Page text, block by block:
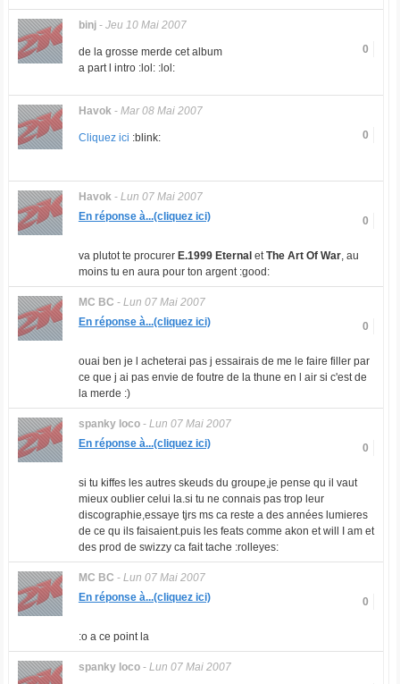
binj- Jeu 10 Mai 2007
0
de la grosse merde cet album
a part l intro :lol: :lol:
Havok- Mar 08 Mai 2007
0
Cliquez ici :blink:
Havok- Lun 07 Mai 2007
0
En réponse à...(cliquez ici)
va plutot te procurer E.1999 Eternal etThe Art Of War, au
moins tu en aura pour ton argent :good:
MC BC - Lun 07 Mai 2007
0
En réponse à...(cliquez ici)
ouai ben je l acheterai pas j essairais de me le faire filler par
ce que j ai pas envie de foutre de la thune en l air si c'est de
la merde :)
spanky loco- Lun 07 Mai 2007
0
En réponse à...(cliquez ici)
si tu kiffes les autres skeuds du groupe,je pense qu il vaut
mieux oublier celui la.si tu ne connais pas trop leur
discographie,essaye tjrs ms ca reste a des années lumieres
de ce qu ils faisaient.puis les feats comme akon et will I am et
des prod de swizzy ca fait tache :rolleyes:
MC BC - Lun 07 Mai 2007
0
En réponse à...(cliquez ici)
:o a ce point la
spanky loco- Lun 07 Mai 2007